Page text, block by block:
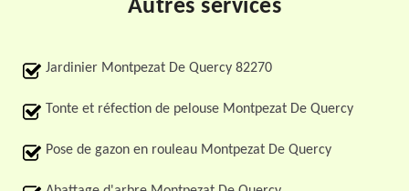
Autres services
Jardinier Montpezat De Quercy 82270
Tonte et réfection de pelouse Montpezat De Quercy
Pose de gazon en rouleau Montpezat De Quercy